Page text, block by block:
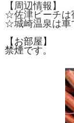
【周辺情報】
☆佐津ビーチは
☆城崎温泉は車
【お部屋】
​禁煙です。